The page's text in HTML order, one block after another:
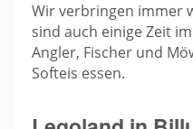
Wir verbringen immer
sind auch einige Zeit
Angler, Fischer und
Softeis essen.